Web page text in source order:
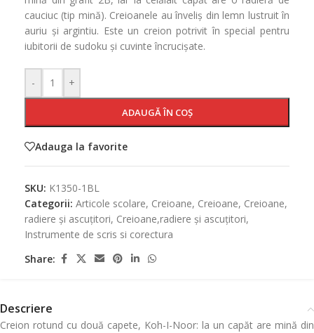
cauciuc (tip mină). Creioanele au înveliș din lemn lustruit în
auriu și argintiu. Este un creion potrivit în special pentru
iubitorii de sudoku și cuvinte încrucișate.
- +
ADAUGĂ ÎN COȘ
Adauga la favorite
SKU: K1350-1BL
Categorii: Articole scolare, Creioane, Creioane, Creioane,
radiere și ascuțitori, Creioane,radiere și ascuțitori,
Instrumente de scris si corectura
Share:
Descriere
Creion rotund cu două capete, Koh-I-Noor: la un capăt are mină din